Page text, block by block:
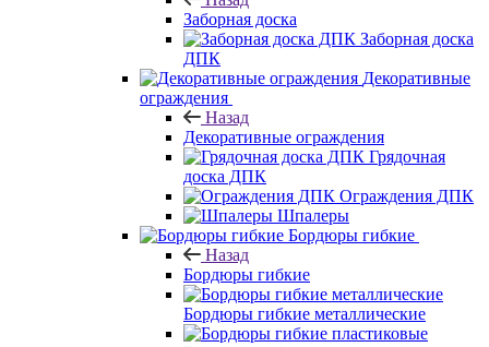
Заборная доска
Заборная доска
ДПК
Декоративные
ограждения
Назад
Декоративные ограждения
Грядочная
доска ДПК
Ограждения ДПК
Шпалеры
Бордюры гибкие
Назад
Бордюры гибкие
Бордюры гибкие металлические